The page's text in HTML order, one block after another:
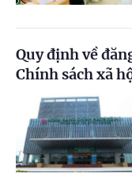
Quy định về
Chính sách xã